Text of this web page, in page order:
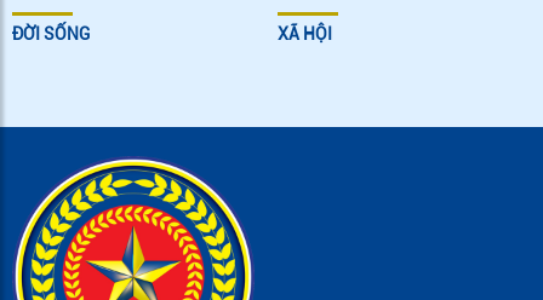
ĐỜI SỐNG XÃ HỘI